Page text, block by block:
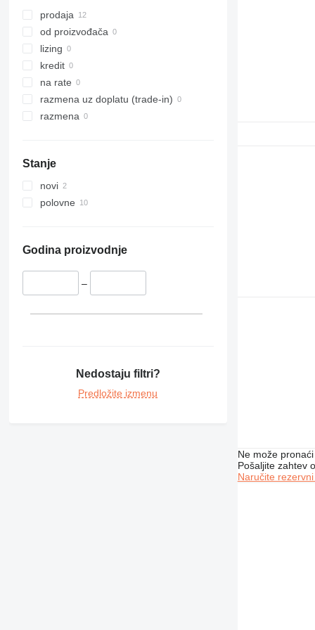
318
320
321
322
323
324
325
330
336
340
350
390
prodaja
od proizvođača
lizing
kredit
na rate
razmena uz doplatu (trade-in)
razmena
Stanje
novi
polovne
Godina proizvodnje
–
Nedostaju filtri?
Predložite izmenu
Ne može
Pošaljite zahtev
Naručite